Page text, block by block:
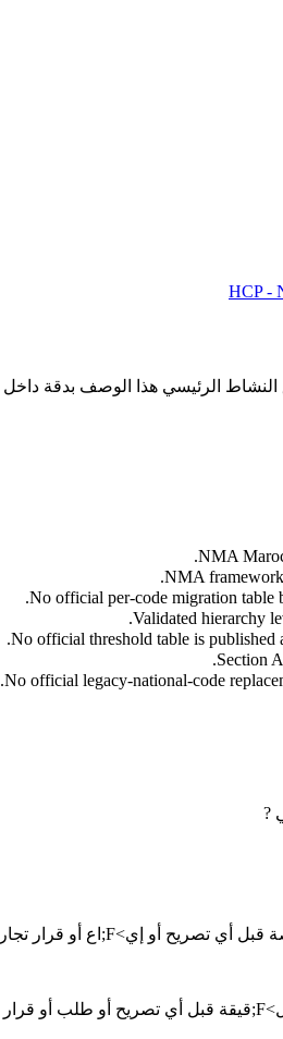
HCP -
NMA
NMA
No official per-code migration table
Validated hierarchy
No official threshold table is
Section
No official legacy-national-code